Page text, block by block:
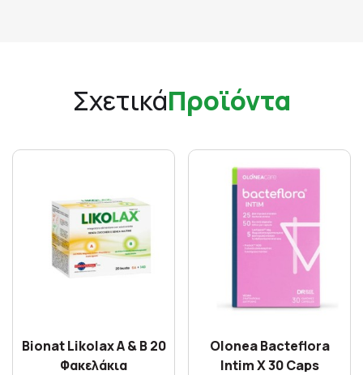
ΣχετικάΠροϊόντα
Bionat Likolax A & B 20
Φακελάκια
Olonea Bacteflora
Intim X 30 Caps